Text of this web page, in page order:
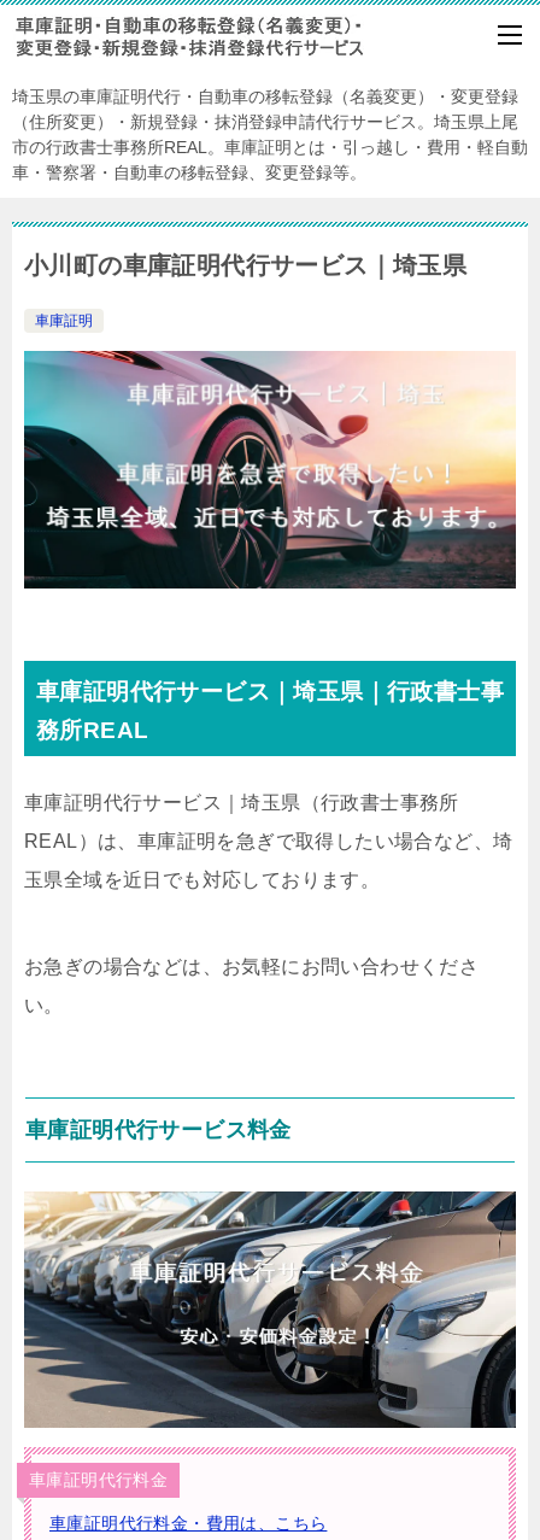
埼玉県の車庫証明代行・自動車の移転登録（名義変更）・変更登録
（住所変更）・新規登録・抹消登録申請代行サービス。埼玉県上尾
市の行政書士事務所REAL。車庫証明とは・引っ越し・費用・軽自動
車・警察署・自動車の移転登録、変更登録等。
小川町の車庫証明代行サービス｜埼玉県
車庫証明
車庫証明代行サービス｜埼玉県｜行政書士事
務所REAL
車庫証明代行サービス｜埼玉県 （行政書士事務所
REAL） は、車庫証明を急ぎで取得したい場合など、埼
玉県全域を近日でも対応しております。
お急ぎの場合などは、お気軽にお問い合わせくださ
い。
車庫証明代行サービス料金
車庫証明代行料金
車庫証明代行料金・費用は、こちら